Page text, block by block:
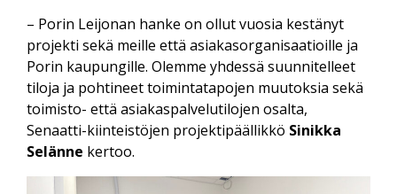
– Porin Leijonan hanke on ollut vuosia kestänyt
projekti sekä meille että asiakasorganisaatioille ja
Porin kaupungille. Olemme yhdessä suunnitelleet
tiloja ja pohtineet toimintatapojen muutoksia sekä
toimisto- että asiakaspalvelutilojen osalta,
Senaatti-kiinteistöjen projektipäällikkö Sinikka
Selänne kertoo.